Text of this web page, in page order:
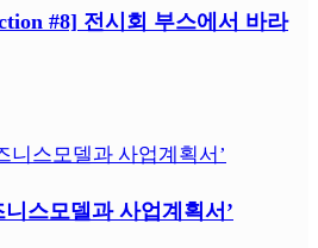
#8] 전시회 부스에서 바라
스모델과 사업계획서’